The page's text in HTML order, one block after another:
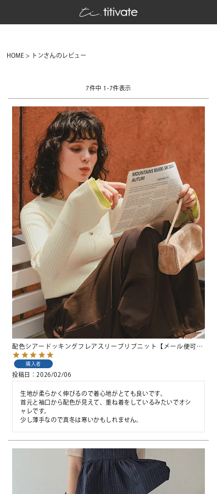
HOME トンさんのレビュー
7件中 1 -7件表示
配色シアードッキングフレアスリーブリブニット【メール便可／100】
購入者
投稿日 2026/02/06
生地が柔らかく伸びるので着心地がとても良いです。
首元と袖口から配色が見えて、重ね着をしているみたいでオシ
ャレです。
少し薄手なので真冬は寒いかもしれません。